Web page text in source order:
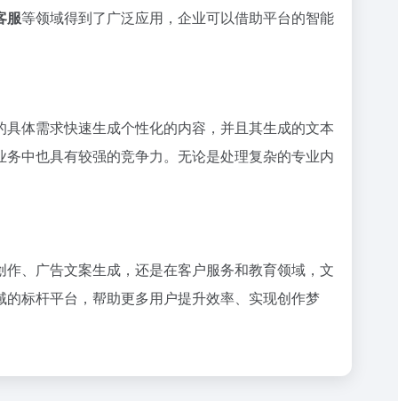
服等领域得到了广泛应用，企业可以借助平台的智能
体需求快速生成个性化的内容，并且其生成的文本
中也具有较强的竞争力。无论是处理复杂的专业内
、广告文案生成，还是在客户服务和教育领域，文
标杆平台，帮助更多用户提升效率、实现创作梦